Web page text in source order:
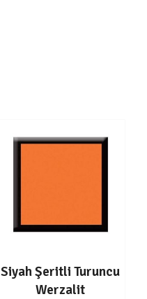
Siyah Şeritli Turuncu
Werzalit